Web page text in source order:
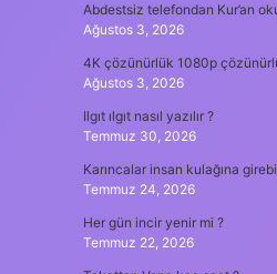
Abdestsiz telefondan Kur’an
Ağustos 3, 2026
4K çözünürlük 1080p
Ağustos 3, 2026
Ilgıt ılgıt nasıl yazılır ?
Temmuz 30, 2026
Karıncalar insan kulağına
Temmuz 24, 2026
Her gün incir yenir mi ?
Temmuz 22, 2026